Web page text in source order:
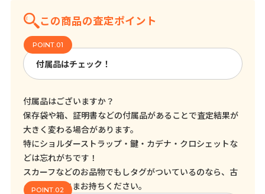
この商品の査定ポイント
付属品はチェック！
付属品はございますか？
保存袋や箱、証明書などの付属品があることで査定結果が
大きく変わる場合があります。
特にショルダーストラップ・鍵・カデナ・クロシェットな
どは忘れがちです！
スカーフなどのお品物でもしタグがついているのなら、古
くてもそのままお持ちください。